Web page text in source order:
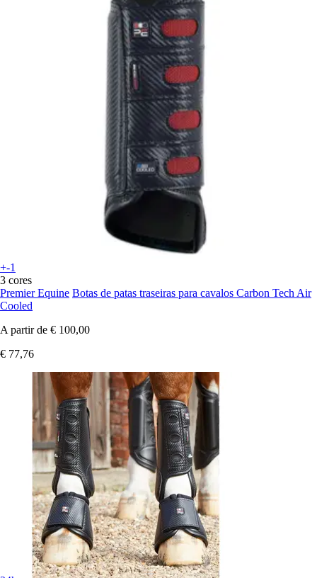
+-1
3 cores
Premier Equine Botas de patas traseiras para cavalos Carbon Tech Air
Cooled
A partir de € 100,00
€ 77,76